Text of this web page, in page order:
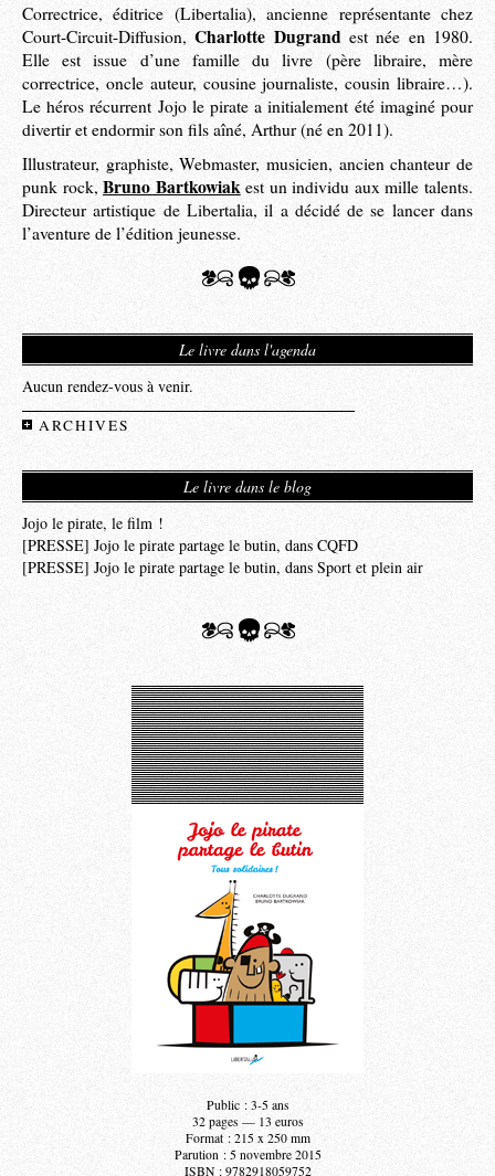
Correctrice, éditrice (Libertalia), ancienne représentante chez
Court-Circuit-Diffusion,Charlotte Dugrand est née en 1980.
Elle est issue d’une famille du livre (père libraire, mère
correctrice, oncle auteur, cousine journaliste, cousin libraire…).
Le héros récurrent Jojo le pirate a initialement été imaginé pour
divertir et endormir son fils aîné, Arthur (né en 2011).
Illustrateur, graphiste, Webmaster, musicien, ancien chanteur de
punk rock,Bruno Bartkowiak est un individu aux mille talents.
Directeur artistique de Libertalia, il a décidé de se lancer dans
l’aventure de l’édition jeunesse.
Le livre dans l'agenda
Aucun rendez-vous à venir.
ARCHIVES
Le livre dans le blog
Jojo le pirate, le film !
[PRESSE] Jojo le pirate partage le butin, dans CQFD
[PRESSE] Jojo le pirate partage le butin, dans Sport et plein air
Public : 3-5 ans
32 pages — 13 euros
Format : 215 x 250 mm
Parution : 5 novembre 2015
ISBN : 9782918059752